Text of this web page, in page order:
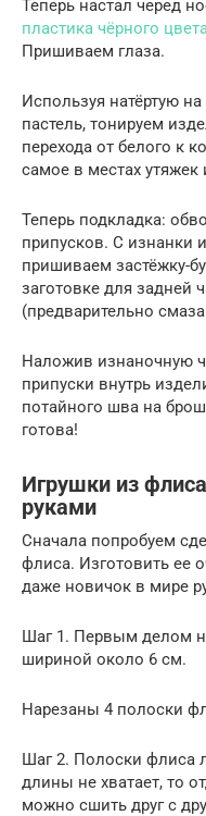
Теперь настал черед
пластика чёрного
Пришиваем глаза.
Используя натёртую
пастель, тонируем
перехода от белого к
самое в местах утяжек
Теперь подкладка:
припусков. С изнанки
пришиваем застёжку-
заготовке для задней
(предварительно
Наложив изнаночную
припуски внутрь
потайного шва на
готова!
Игрушки из
руками
Сначала попробуем
флиса. Изготовить ее
даже новичок в мире
Шаг 1. Первым делом
шириной около 6 см.
Нарезаны 4 полоски
Шаг 2. Полоски флиса
длины не хватает, то
можно сшить друг с